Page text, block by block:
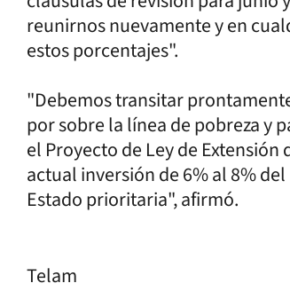
reunirnos nuevamente y en
estos porcentajes".
"Debemos transitar
por sobre la línea de pobreza y
el Proyecto de Ley de
actual inversión de 6% al 8%
Estado prioritaria", afirmó.
Telam